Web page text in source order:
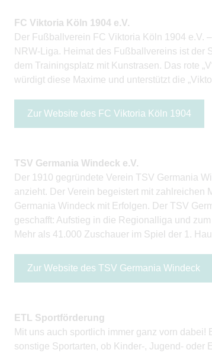
FC Viktoria Köln 1904 e.V.
Der Fußballverein FC Viktoria Köln 1904 e.V.
NRW-Liga. Heimat des Fußballvereins ist der
dem Trainingsplatz mit Kunstrasen. Das rote
würdigt diese Maxime und unterstützt die
Zur Website des FC Viktoria Köln 1904
TSV Germania Windeck e.V.
Der 1910 gegründete Verein TSV Germania
anzieht. Der Verein begeistert mit zahlreichen
Germania Windeck mit Erfolgen. Der TSV
geschafft: Aufstieg in die Regionalliga und
Mehr als 41.000 Zuschauer im Spiel der 1.
Zur Website des TSV Germania Windeck
ETL Sportförderung
Mit uns auch sportlich immer ganz vorn
sonstige Sportarten, ob Kinder-, Jugend-